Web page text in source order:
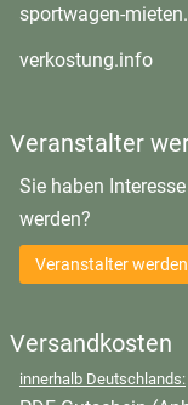
sportwagen-
verkostung.info
Veranstalter
Sie haben
werden?
Veranstalter werden
Versandkosten
innerhalb Deutschlands: